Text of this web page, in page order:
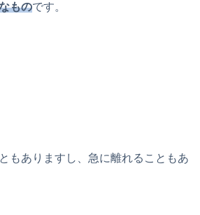
ものです。
もありますし、急に離れることもあ